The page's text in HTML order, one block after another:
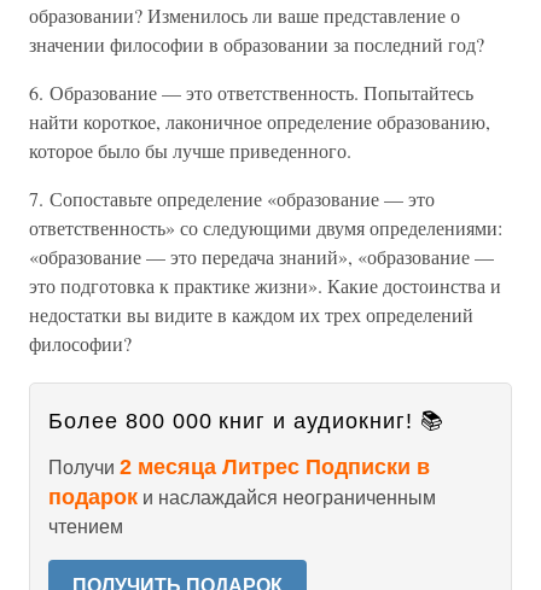
образовании? Изменилось ли ваше представление о
значении философии в образовании за последний год?
6. Образование — это ответственность. Попытайтесь
найти короткое, лаконичное определение образованию,
которое было бы лучше приведенного.
7. Сопоставьте определение «образование — это
ответственность» со следующими двумя определениями:
«образование — это передача знаний», «образование —
это подготовка к практике жизни». Какие достоинства и
недостатки вы видите в каждом их трех определений
философии?
Более 800 000 книг и аудиокниг! 📚
Получи 2 месяца Литрес Подписки в
подарок и наслаждайся неограниченным
чтением
ПОЛУЧИТЬ ПОДАРОК